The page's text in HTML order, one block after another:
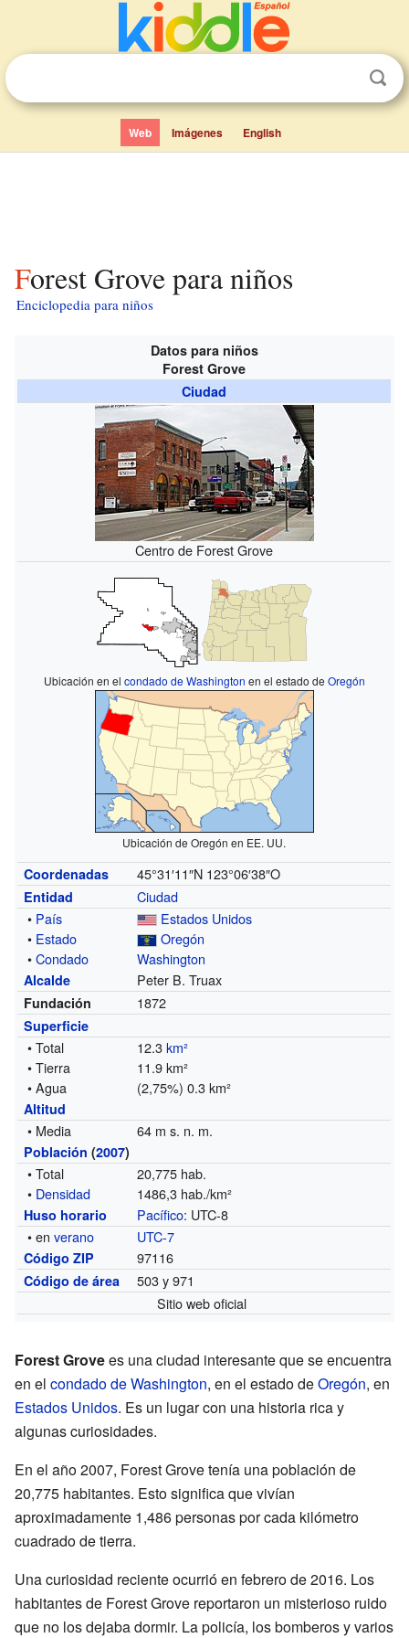
Web Imágenes English
Forest Grove para niños
Enciclopedia para niños
Datos para niños
Forest Grove
Ciudad
Centro de Forest Grove
Ubicación en el condado de Washington en el estado de Oregón
Ubicación de Oregón en EE. UU.
Coordenadas 45°31′11″N 123°06′38″O
Entidad
Ciudad
• País
Estados Unidos
• Estado
Oregón
•Condado Washington
Alcalde Peter B. Truax
Fundación 1872
Superficie
• Total 12.3km²
• Tierra
11.9 km²
• Agua
(2,75%) 0.3 km²
Altitud
• Media 64 m s. n. m.
Población (2007)
• Total
20,775 hab.
• Densidad 1486,3 hab./km²
Huso horario Pacífico: UTC-8
• enverano UTC-7
Código ZIP 97116
Código de área
503 y 971
Sitio web oficial
Forest Grovees una ciudad interesante que se encuentra
en el condado de Washington, en el estado deOregón, en
Estados Unidos. Es un lugar con una historia rica y
algunas curiosidades.
En el año 2007, Forest Grove tenía una población de
20,775 habitantes. Esto significa que vivían
aproximadamente 1,486 personas por cada kilómetro
cuadrado de tierra.
Una curiosidad reciente ocurrió en febrero de 2016. Los
habitantes de Forest Grove reportaron un misterioso ruido
que no los dejaba dormir. La policía, los bomberos y varios